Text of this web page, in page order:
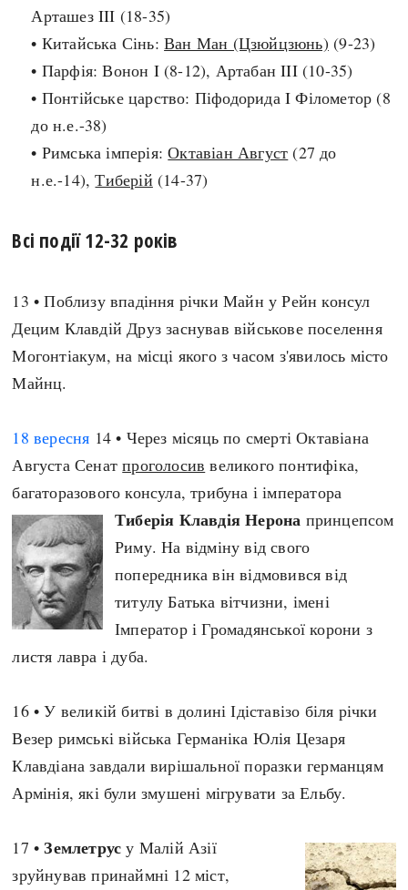
ЗАГОЛОВКИ
ПРАВИЛА ЖИТТЯ
КРУГЛІ ДАТИ
НОТА БЕНЕ
Рубрики
Людина і суспільство
Наука, освіта і техніка
Особистості
Подорожі і відкриття
Регіони
Азія
Америка
Хронологія
Античні часи
Темні віки
Високе Середньовіччя
Новітня історія
Наш час
Індекси
Популярні статті
Всі статті
Арташез III (18-35)
• Китайська Сінь:Ван Ман (Цзюйцзюнь) (9-23)
• Парфія: Вонон I (8-12), Артабан III (10-35)
• Понтійське царство: Піфодорида I Філометор (8
до н.е.-38)
• Римська імперія:Октавіан Август (27 до
н.е.-14),Тиберій (14-37)
Всі події 12-32 років
13 • Поблизу впадіння річки Майн у Рейн консул
Децим Клавдій Друз заснував військове поселення
Могонтіакум, на місці якого з часом з'явилось місто
Майнц.
18 вересня 14 • Через місяць по смерті Октавіана
Августа Сенатпроголосив великого понтифіка,
багаторазового консула, трибуна і імператора
Тиберія Клавдія Нерона принцепсом
Риму. На відміну від свого
попередника він відмовився від
титулу Батька вітчизни, імені
Імператор і Громадянської корони з
листя лавра і дуба.
16 • У великій битві в долині Ідіставізо біля річки
Везер римські війська Германіка Юлія Цезаря
Клавдіана завдали вирішальної поразки германцям
Армінія, які були змушені мігрувати за Ельбу.
17 •Землетрус у Малій Азії
зруйнував принаймні 12 міст,